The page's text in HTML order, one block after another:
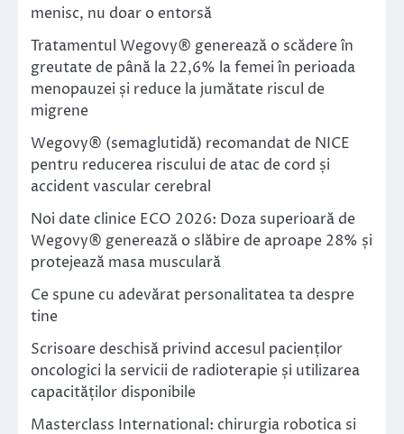
menisc, nu doar o entorsă
Tratamentul Wegovy® generează o scădere în
greutate de până la 22,6% la femei în perioada
menopauzei și reduce la jumătate riscul de
migrene
Wegovy® (semaglutidă) recomandat de NICE
pentru reducerea riscului de atac de cord și
accident vascular cerebral
Noi date clinice ECO 2026: Doza superioară de
Wegovy® generează o slăbire de aproape 28% și
protejează masa musculară
Ce spune cu adevărat personalitatea ta despre
tine
Scrisoare deschisă privind accesul pacienților
oncologici la servicii de radioterapie și utilizarea
capacităților disponibile
Masterclass International: chirurgia robotica si